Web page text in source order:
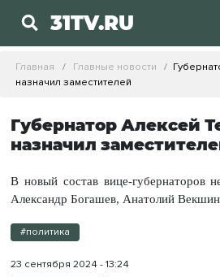
31TV.RU
Главная Главные новости
назначил заместителей
Губернатор Алексей
назначил
В новый состав вице-губернаторов
Александр Богашев, Анатолий
#политика
23 сентября 2024 - 13:24